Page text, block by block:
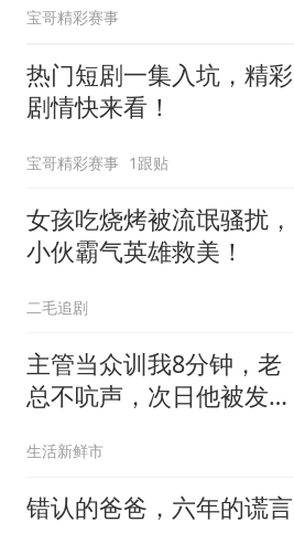
宝哥精彩赛事
热门短剧一集入坑，精彩
剧情快来看！
宝哥精彩赛事 1跟贴
女孩吃烧烤被流氓骚扰，
小伙霸气英雄救美！
二毛追剧
主管当众训我8分钟，老
总不吭声，次日他被发配
生活新鲜市
错认的爸爸，六年的谎言